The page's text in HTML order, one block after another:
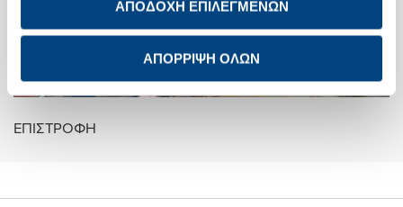
ΑΠΟΔΟΧΗ ΕΠΙΛΕΓΜΕΝΩΝ
ΑΠΟΡΡΙΨΗ ΟΛΩΝ
ΕΠΙΣΤΡΟΦΗ